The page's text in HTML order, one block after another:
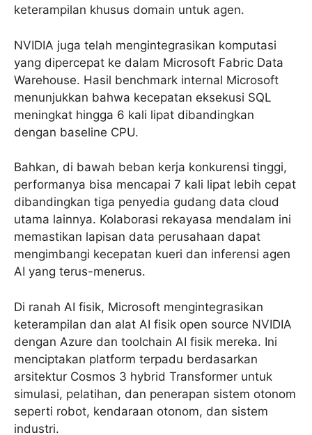
keterampilan khusus domain untuk agen.
NVIDIA juga telah mengintegrasikan komputasi
yang dipercepat ke dalam Microsoft Fabric Data
Warehouse. Hasil benchmark internal Microsoft
menunjukkan bahwa kecepatan eksekusi SQL
meningkat hingga 6 kali lipat dibandingkan
dengan baseline CPU.
Bahkan, di bawah beban kerja konkurensi tinggi,
performanya bisa mencapai 7 kali lipat lebih cepat
dibandingkan tiga penyedia gudang data cloud
utama lainnya. Kolaborasi rekayasa mendalam ini
memastikan lapisan data perusahaan dapat
mengimbangi kecepatan kueri dan inferensi agen
AI yang terus-menerus.
Di ranah AI fisik, Microsoft mengintegrasikan
keterampilan dan alat AI fisik open source NVIDIA
dengan Azure dan toolchain AI fisik mereka. Ini
menciptakan platform terpadu berdasarkan
arsitektur Cosmos 3 hybrid Transformer untuk
simulasi, pelatihan, dan penerapan sistem otonom
seperti robot, kendaraan otonom, dan sistem
industri.